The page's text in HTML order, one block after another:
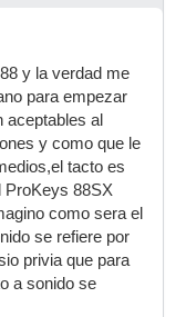
y la verdad me
para empezar
aceptables al
y como que le
tacto es
ProKeys 88SX
como sera el
se refiere por
privia que para
a sonido se